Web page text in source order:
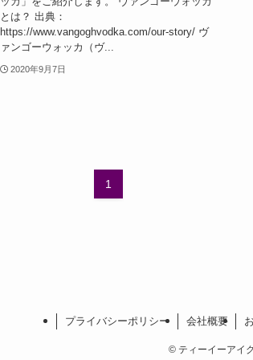
とは？ 出典：
https://www.vangoghvodka.com/our-story/ ヴ
ァンゴーウォッカ（ヴ...
2020年9月7日
1
プライバシーポリシー 会社概要
©ティーイーアイ